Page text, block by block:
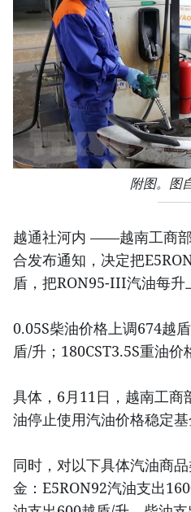
附图。图
越通社河内 ——越南工商
合发布通知，决定把
盾，把RON95-III汽油每升
0.05S柴油价格上调674越
盾/升；180CST3.5S重油价
具体，6月11日，越南工商
油停止使用汽油价格稳定基
同时，对以下具体汽油商
金：E5RON92汽油支出